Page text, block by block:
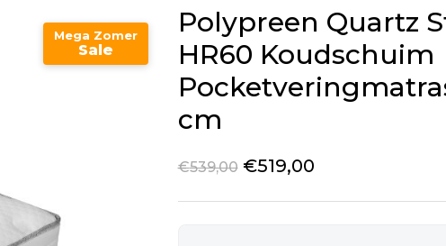
Mega Zomer
Sale
Polypreen Quartz
HR60 Koudschuim
cm
€539,00 €519,00